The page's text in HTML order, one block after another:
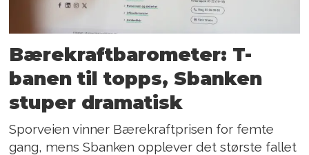
Bærekraftbarometer: T-
banen til topps, Sbanken
stuper dramatisk
Sporveien vinner Bærekraft­prisen for femte
gang, mens Sbanken opplever det største fallet